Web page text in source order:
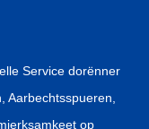
Service dorënner
Aarbechtsspueren,
op